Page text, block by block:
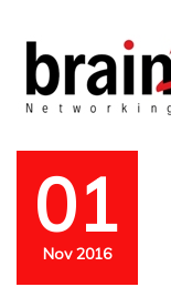
01
Nov 2016